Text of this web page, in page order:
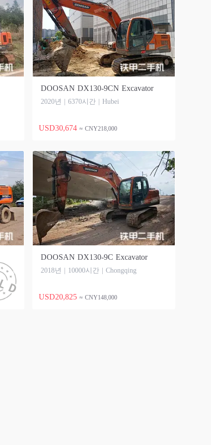
DOOSAN DX130-9CN Excavator
2020년 | 6370시간 | Hubei
USD30,674 ≈ CNY218,000
DOOSAN DX130-9C Excavator
2018년 | 10000시간 | Chongqing
USD20,825 ≈ CNY148,000